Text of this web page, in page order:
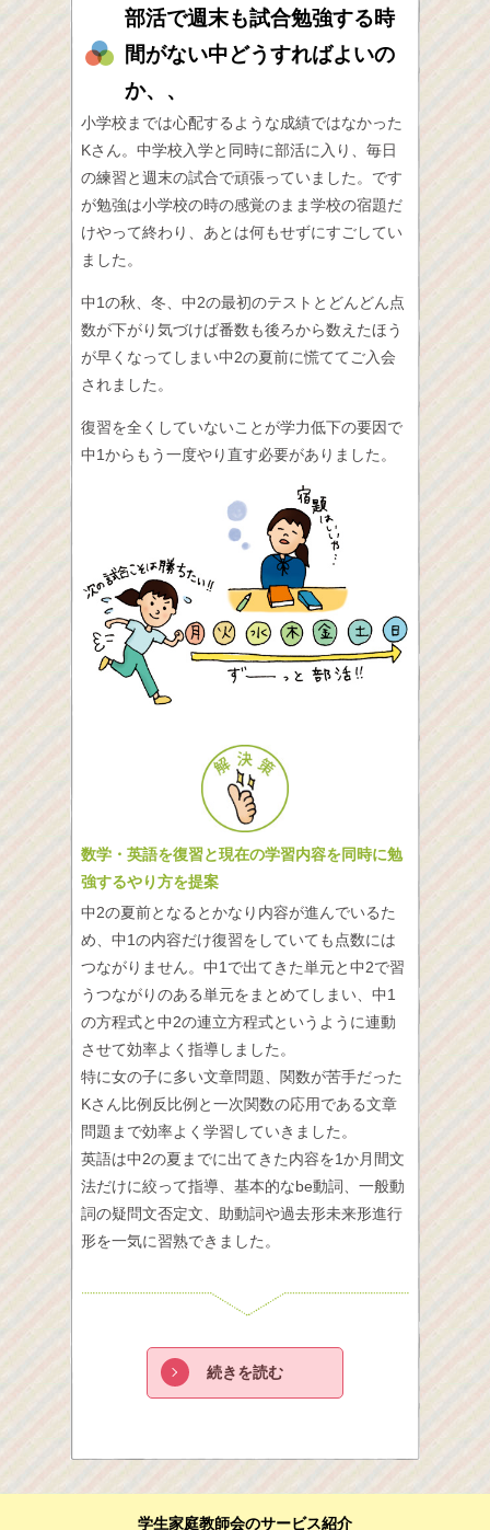
部活で週末も試合勉強する時
間がない中どうすればよいの
か、、
小学校までは心配するような成績ではなかった
Kさん。中学校入学と同時に部活に入り、毎日
の練習と週末の試合で頑張っていました。です
が勉強は小学校の時の感覚のまま学校の宿題だ
けやって終わり、あとは何もせずにすごしてい
ました。
中1の秋、冬、中2の最初のテストとどんどん点
数が下がり気づけば番数も後ろから数えたほう
が早くなってしまい中2の夏前に慌ててご入会
されました。
復習を全くしていないことが学力低下の要因で
中1からもう一度やり直す必要がありました。
数学・英語を復習と現在の学習内容を同時に勉
強するやり方を提案
中2の夏前となるとかなり内容が進んでいるた
め、中1の内容だけ復習をしていても点数には
つながりません。中1で出てきた単元と中2で習
うつながりのある単元をまとめてしまい、中1
の方程式と中2の連立方程式というように連動
させて効率よく指導しました。
特に女の子に多い文章問題、関数が苦手だった
Kさん比例反比例と一次関数の応用である文章
問題まで効率よく学習していきました。
英語は中2の夏までに出てきた内容を1か月間文
法だけに絞って指導、基本的なbe動詞、一般動
詞の疑問文否定文、助動詞や過去形未来形進行
形を一気に習熟できました。
続きを読む
学生家庭教師会のサービス紹介